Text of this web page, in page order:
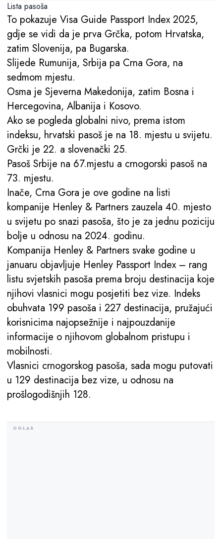
Lista pasoša
To pokazuje Visa Guide Passport Index 2025,
gdje se vidi da je prva Grčka, potom Hrvatska,
zatim Slovenija, pa Bugarska.
Slijede Rumunija, Srbija pa Crna Gora, na
sedmom mjestu.
Osma je Sjeverna Makedonija, zatim Bosna i
Hercegovina, Albanija i Kosovo.
Ako se pogleda globalni nivo, prema istom
indeksu, hrvatski pasoš je na 18. mjestu u svijetu.
Grčki je 22. a slovenački 25.
Pasoš Srbije na 67.mjestu a crnogorski pasoš na
73. mjestu.
Inače, Crna Gora je ove godine na listi
kompanije Henley & Partners zauzela 40. mjesto
u svijetu po snazi pasoša, što je za jednu poziciju
bolje u odnosu na 2024. godinu.
Kompanija Henley & Partners svake godine u
januaru objavljuje Henley Passport Index – rang
listu svjetskih pasoša prema broju destinacija koje
njihovi vlasnici mogu posjetiti bez vize. Indeks
obuhvata 199 pasoša i 227 destinacija, pružajući
korisnicima najopsežnije i najpouzdanije
informacije o njihovom globalnom pristupu i
mobilnosti.
Vlasnici crnogorskog pasoša, sada mogu putovati
u 129 destinacija bez vize, u odnosu na
prošlogodišnjih 128.